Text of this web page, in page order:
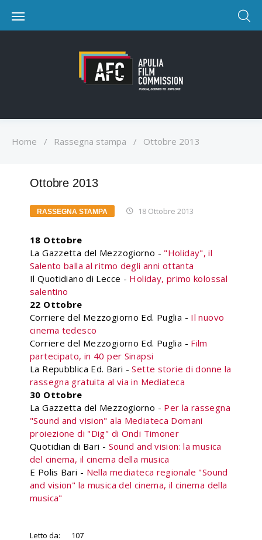
Home / Rassegna stampa / Ottobre 2013
Ottobre 2013
RASSEGNA STAMPA 18 Ottobre 2013
18 Ottobre
La Gazzetta del Mezzogiorno - "Holiday", il
Salento balla al ritmo degli anni ottanta
Il Quotidiano di Lecce - Holiday, primo kolossal
salentino
22 Ottobre
Corriere del Mezzogiorno Ed. Puglia - Il nuovo
cinema tedesco
Corriere del Mezzogiorno Ed. Puglia - Film
partecipato, in 40 per Sinapsi
La Repubblica Ed. Bari -Sette storie di donne la
rassegna gratuita al via in Mediateca
30 Ottobre
La Gazzetta del Mezzogiorno - Per la rassegna
"Sound and vision" ala Mediateca Domani
proiezione di "Dig" di Ondi Timoner
Quotidian di Bari - Sound and vision: la musica
del cinema, il cinema della musica
E Polis Bari - Nella mediateca regionale "Sound
and vision" la musica del cinema, il cinema della
musica"
Letto da: 107